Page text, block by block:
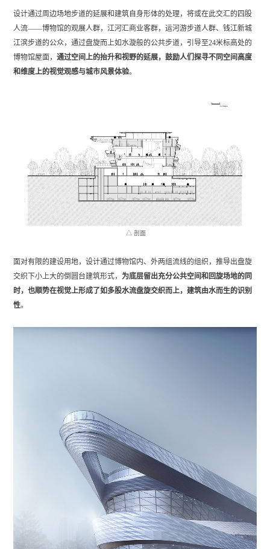
设计通过周边场地步道的延展和建筑自身形体的处理，将或在此交汇的四股
人流——博物馆的观展人群，江河汇商业客群，运河游步道人群、钱江新城
江滨步道的公众，通过盘旋而上如水漩般的公共步道，引导至24米标高处的
博物馆屋面，通过空间上的抬升和视野的延展，鼓励人们探寻不同空间高度
和维度上的视觉观感与城市风景体验。
△ 剖面
面对有限的建设用地，设计通过博物馆内、外两组流线的组织，推导出盘旋
交织下小上大的倒圆台建筑形式， 为底层留出充分公共空间和回旋场地的同
时，也顺势在视觉上形成了如多股水流盘旋交织而上，建筑由水而生的识别
性。